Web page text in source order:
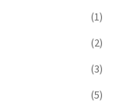
(1)
(2)
(3)
(5)